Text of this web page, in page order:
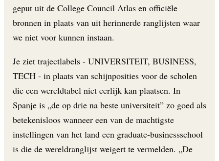
geput uit de College Council Atlas en officiële
bronnen in plaats van uit herinnerde ranglijsten waar
we niet voor kunnen instaan.
Je ziet trajectlabels - UNIVERSITEIT, BUSINESS,
TECH - in plaats van schijnposities voor de scholen
die een wereldtabel niet eerlijk kan plaatsen. In
Spanje is „de op drie na beste universiteit” zo goed als
betekenisloos wanneer een van de machtigste
instellingen van het land een graduate-businessschool
is die de wereldranglijst weigert te vermelden. „De